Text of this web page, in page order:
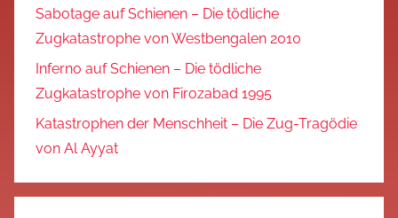
Sabotage auf Schienen – Die tödliche
Zugkatastrophe von Westbengalen 2010
Inferno auf Schienen – Die tödliche
Zugkatastrophe von Firozabad 1995
Katastrophen der Menschheit – Die Zug-Tragödie
von Al Ayyat